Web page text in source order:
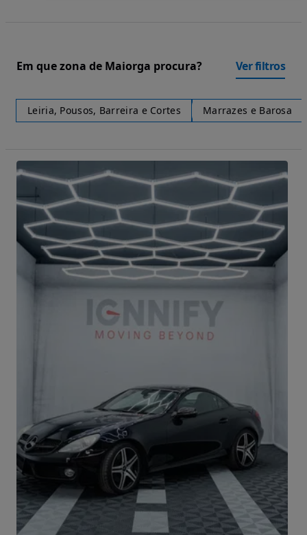
Em que zona de Maiorga procura? Ver filtros
Leiria, Pousos, Barreira e Cortes Marrazes e Barosa